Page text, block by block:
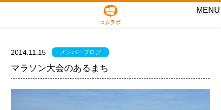
MENU
2014.11.15 メンバーブログ
マラソン大会のあるまち